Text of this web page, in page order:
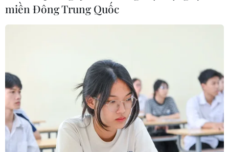
Hà Nội: Tạm giam kẻ giả mạo tài khoản
Zalo, Facebook để lừa đảo
10/02/2022 14:02
Nguyễn Văn Hoan lập tài khoản giả mạo có thông tin
giống những người thường đăng ảnh đi du lịch, kết bạn
miền Đông Trung Quốc